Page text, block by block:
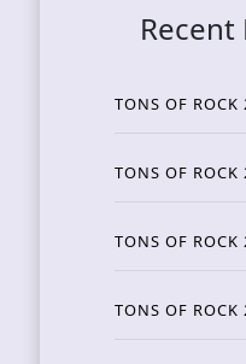
TONS OF
TONS OF
TONS OF
TONS OF